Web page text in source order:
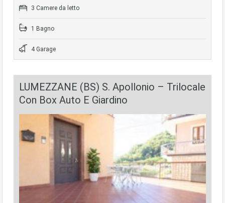
3 Camere da letto
1 Bagno
4 Garage
LUMEZZANE (BS) S. Apollonio – Trilocale
Con Box Auto E Giardino